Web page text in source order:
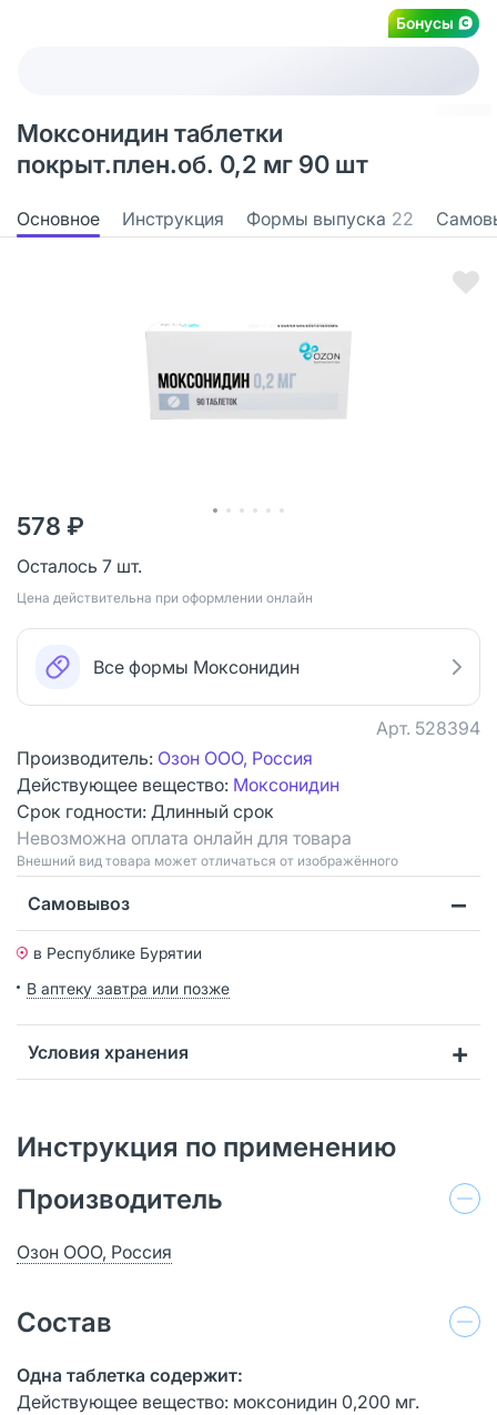
Бонусы
Моксонидин таблетки
покрыт.плен.об. 0,2 мг 90 шт
Основное Инструкция Формы выпуска 22
578 ₽
Осталось 7 шт.
Цена действительна при оформлении онлайн
Все формы Моксонидин
Арт. 528394
Производитель: Озон ООО, Россия
Действующее вещество: Моксонидин
Срок годности: Длинный срок
Невозможна оплата онлайн для товара
Bнешний вид товара может отличаться от изображённого
Самовывоз
в Республике Бурятии
В аптеку завтра или позже
Условия хранения
Инструкция по применению
Производитель
Озон ООО, Россия
Состав
Одна таблетка содержит:
Действующее вещество: моксонидин 0,200 мг.